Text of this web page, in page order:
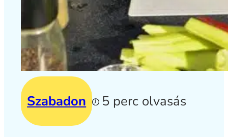
Szabadon 5 perc olvasás